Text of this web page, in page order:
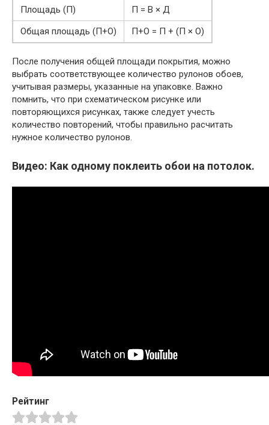
Площадь (П)
П = В × Д
Общая площадь (П+О)
П+О = П + (П × О)
После получения общей площади покрытия, можно
выбрать соответствующее количество рулонов обоев,
учитывая размеры, указанные на упаковке. Важно
помнить, что при схематическом рисунке или
повторяющихся рисунках, также следует учесть
количество повторений, чтобы правильно расчитать
нужное количество рулонов.
Видео: Как одному поклеить обои на потолок.
Рейтинг